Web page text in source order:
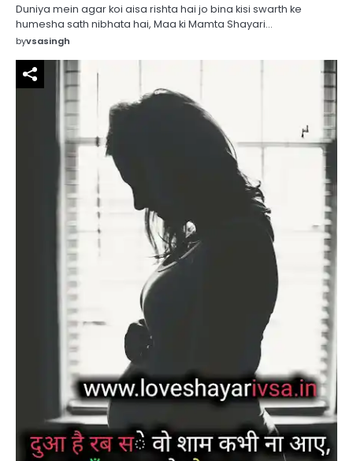
Duniya mein agar koi aisa rishta hai jo bina kisi swarth ke
humesha sath nibhata hai, Maa ki Mamta Shayari…
byvsasingh